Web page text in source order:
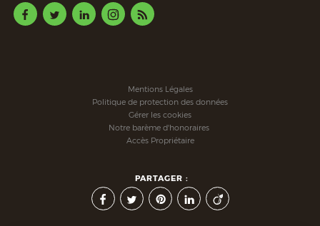
Mentions Légales
Politique de protection des données
Gérer les cookies
Notre barème d'honoraires
Accès Propriétaire
PARTAGER :